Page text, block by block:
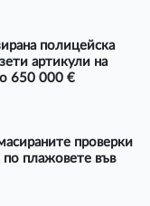
полицейска
артикули на
650 000 €
проверки
плажовете във